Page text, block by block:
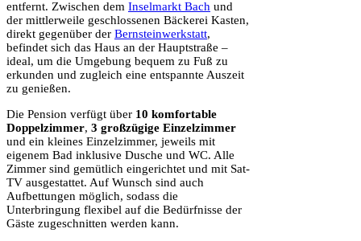
entfernt. Zwischen dem Inselmarkt Bach und
der mittlerweile geschlossenen Bäckerei Kasten,
direkt gegenüber der Bernsteinwerkstatt,
befindet sich das Haus an der Hauptstraße –
ideal, um die Umgebung bequem zu Fuß zu
erkunden und zugleich eine entspannte Auszeit
zu genießen.
Die Pension verfügt über 10 komfortable
Doppelzimmer, 3 großzügige Einzelzimmer
und ein kleines Einzelzimmer, jeweils mit
eigenem Bad inklusive Dusche und WC. Alle
Zimmer sind gemütlich eingerichtet und mit Sat-
TV ausgestattet. Auf Wunsch sind auch
Aufbettungen möglich, sodass die
Unterbringung flexibel auf die Bedürfnisse der
Gäste zugeschnitten werden kann.